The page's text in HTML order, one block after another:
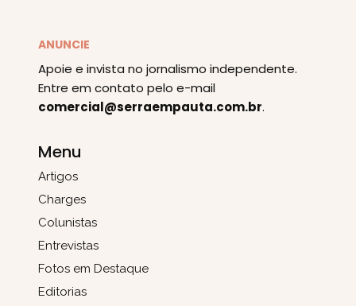
ANUNCIE
Apoie e invista no jornalismo independente.
Entre em contato pelo e-mail
comercial@serraempauta.com.br.
Menu
Artigos
Charges
Colunistas
Entrevistas
Fotos em Destaque
Editorias